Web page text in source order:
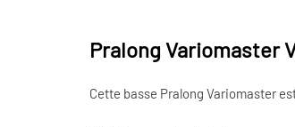
Pralong Variomaster
Cette basse Pralong Variomaster